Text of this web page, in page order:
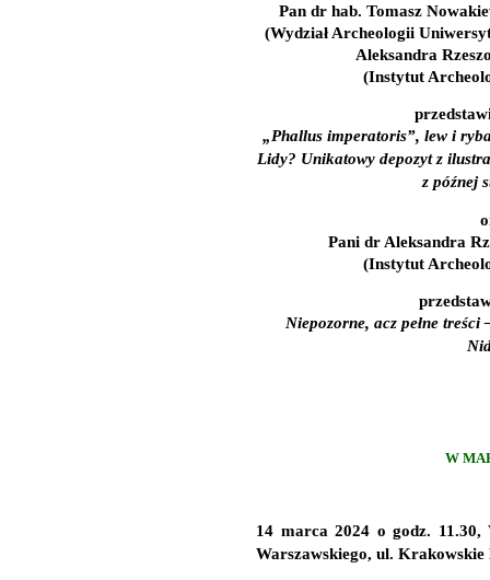
Pan dr hab. Tomasz
(Wydział Archeologii
Aleksandra
(Instytut
„Phallus imperatoris”, lew i
Lidy? Unikatowy depozyt z
z późnej
Pani dr Aleksandra
(Instytut
Niepozorne, acz pełne
W
14 marca 2024 o godz. 11.30,
Warszawskiego, ul. Krakowskie